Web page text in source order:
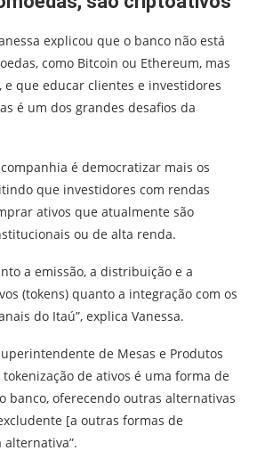
explicou que o banco não está
como Bitcoin ou Ethereum, mas
e que educar clientes e investidores
é um dos grandes desafios da
é democratizar mais os
que investidores com rendas
ativos que atualmente são
ou de alta renda.
a emissão, a distribuição e a
(tokens) quanto a integração com os
do Itaú”, explica Vanessa.
de Mesas e Produtos
de ativos é uma forma de
banco, oferecendo outras alternativas
[a outras formas de